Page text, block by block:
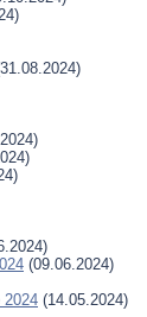
(09.06.2024)
2024 (14.05.2024)